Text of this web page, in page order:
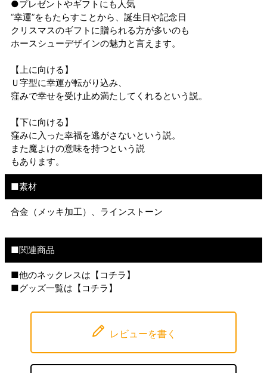
●プレゼントやギフトにも人気
“幸運”をもたらすことから、誕生日や記念日
クリスマスのギフトに贈られる方が多いのも
ホースシューデザインの魅力と言えます。
【上に向ける】
Ｕ字型に幸運が転がり込み、
窪みで幸せを受け止め満たしてくれるという説。
【下に向ける】
窪みに入った幸福を逃がさないという説。
また魔よけの意味を持つという説
もあります。
■素材
合金（メッキ加工）、ラインストーン
■関連商品
■他のネックレスは【 コチラ 】
■グッズ一覧は【 コチラ 】
レビューを書く